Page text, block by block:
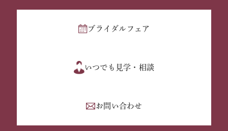
ブライダルフェア
いつでも見学・相談
お問い合わせ